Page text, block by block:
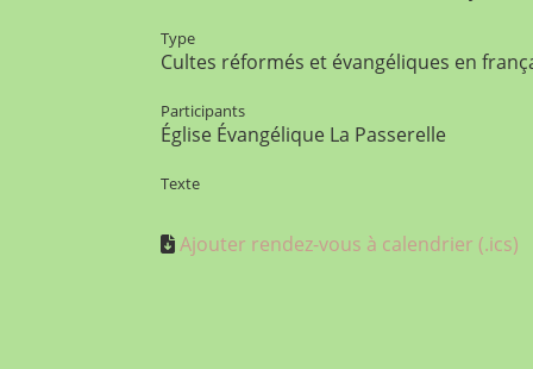
Type
Cultes réformés et évangéliques en
Participants
Église Évangélique La Passerelle
Texte
Ajouter rendez-vous à calendrier (.ics)